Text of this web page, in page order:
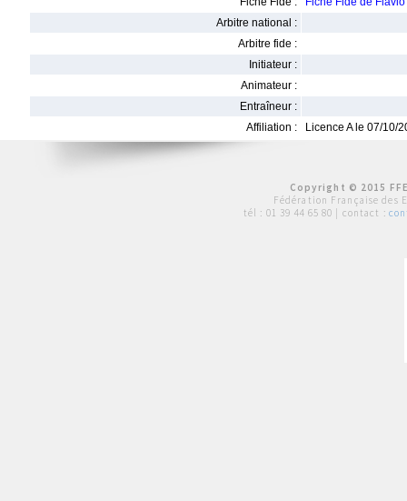
Arbitre national :
Arbitre fide :
Initiateur :
Animateur :
Entraîneur :
Affiliation :
Licence A le 07/10/
Copyright © 2015
Fédération Française des
tél : 01 39 44 65 80 | contact :